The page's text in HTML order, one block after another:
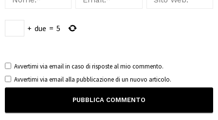
+ due = 5
Avvertimi via email in caso di risposte al mio commento.
Avvertimi via email alla pubblicazione di un nuovo articolo.